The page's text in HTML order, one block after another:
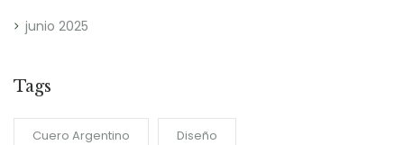
junio 2025
Tags
Cuero Argentino Diseño